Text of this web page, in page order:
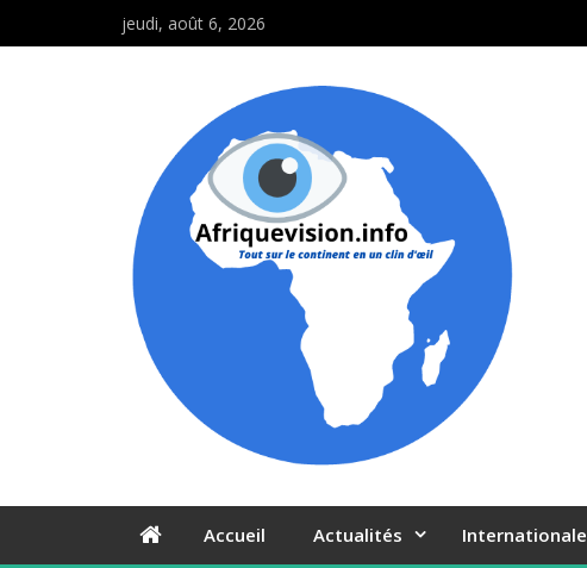
jeudi, août 6, 2026
Accueil Actualités Internationale